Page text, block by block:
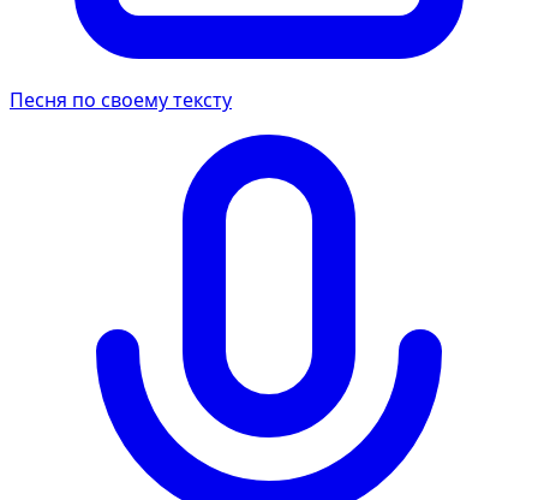
Песня по своему тексту